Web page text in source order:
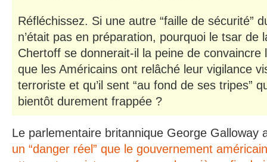
Réfléchissez. Si une autre “faille de sécurité”
n’était pas en préparation, pourquoi le tsar de
Chertoff se donnerait-il la peine de convaincre
que les Américains ont relâché leur vigilance
terroriste et qu’il sent “au fond de ses tripes”
bientôt durement frappée ?
Le parlementaire britannique George Galloway
un “danger réel” que le gouvernement